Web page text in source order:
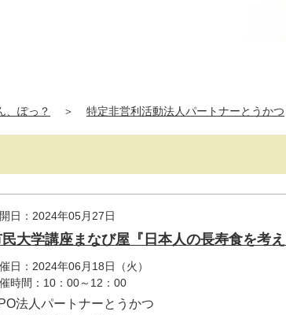
、ぽっ？ ＞ 特定非営利活動法人パートナーとうかつ
日：2024年05月27日
大学講座まなび屋『日本人の長寿食を考え
日：2024年06月18日（火）
時間：10：00～12：00
法人パートナーとうかつ